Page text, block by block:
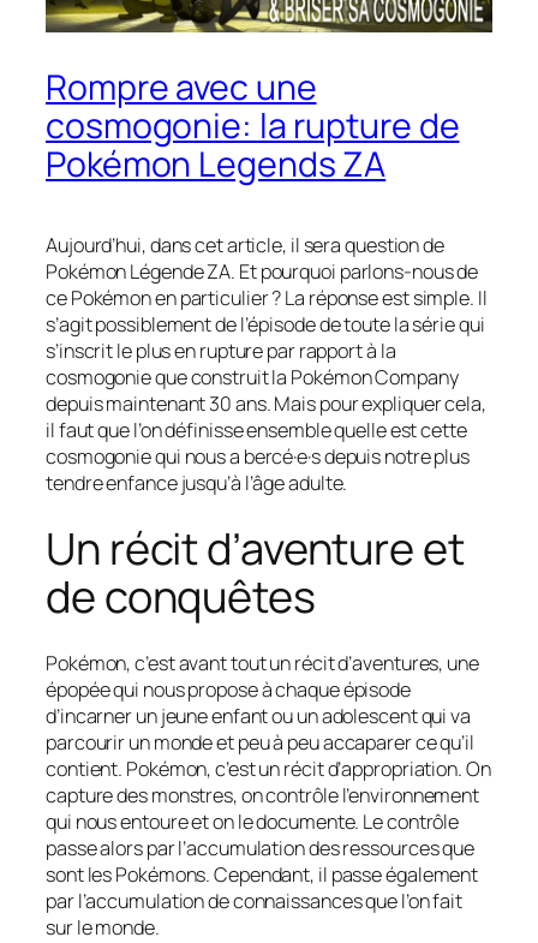
Rompre avec une
cosmogonie: la rupture de
Pokémon Legends ZA
Aujourd’hui, dans cet article, il sera question de
Pokémon Légende ZA. Et pourquoi parlons-nous de
ce Pokémon en particulier ? La réponse est simple. Il
s’agit possiblement de l’épisode de toute la série qui
s’inscrit le plus en rupture par rapport à la
cosmogonie que construit la Pokémon Company
depuis maintenant 30 ans. Mais pour expliquer cela,
il faut que l’on définisse ensemble quelle est cette
cosmogonie qui nous a bercé·e·s depuis notre plus
tendre enfance jusqu’à l’âge adulte.
Un récit d’aventure et
de conquêtes
Pokémon, c’est avant tout un récit d’aventures, une
épopée qui nous propose à chaque épisode
d’incarner un jeune enfant ou un adolescent qui va
parcourir un monde et peu à peu accaparer ce qu’il
contient. Pokémon, c’est un récit d’appropriation. On
capture des monstres, on contrôle l’environnement
qui nous entoure et on le documente. Le contrôle
passe alors par l’accumulation des ressources que
sont les Pokémons. Cependant, il passe également
par l’accumulation de connaissances que l’on fait
sur le monde.